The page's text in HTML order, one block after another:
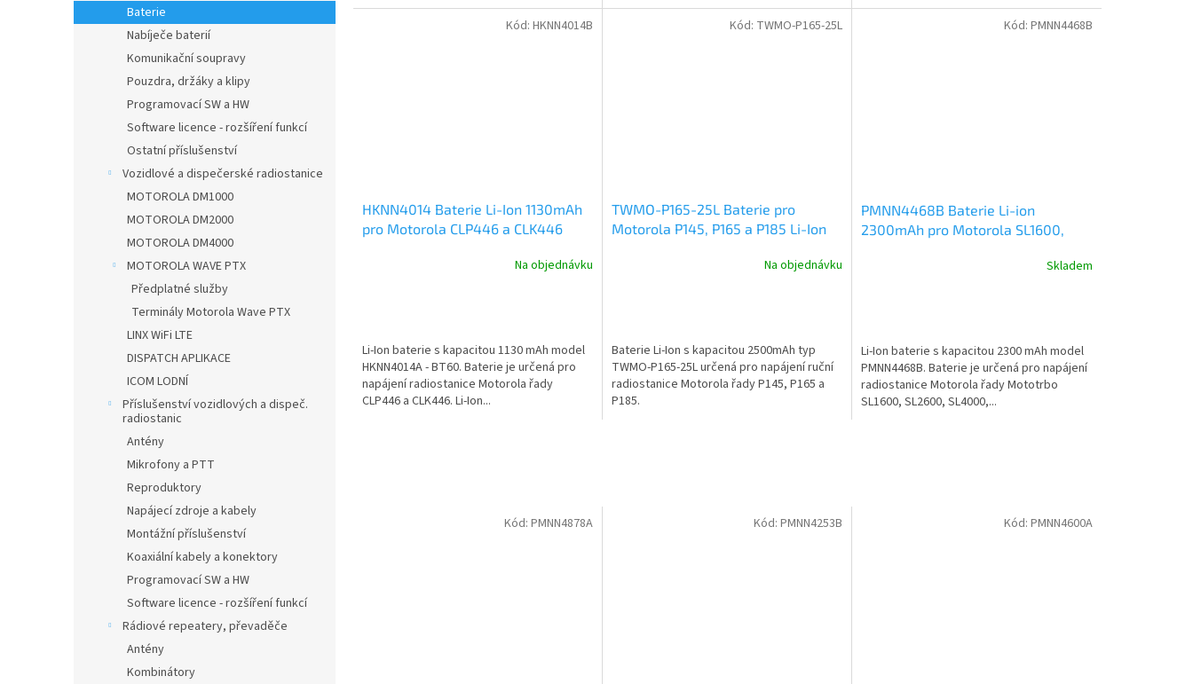
Baterie
Nabíječe baterií
Komunikační soupravy
Pouzdra, držáky a klipy
Programovací SW a HW
Software licence - rozšíření funkcí
Ostatní příslušenství
Vozidlové a dispečerské radiostanice
MOTOROLA DM1000
MOTOROLA DM2000
MOTOROLA DM4000
MOTOROLA WAVE PTX
Předplatné služby
Terminály Motorola Wave PTX
LINX WiFi LTE
DISPATCH APLIKACE
ICOM LODNÍ
Příslušenství vozidlových a dispeč.
radiostanic
Antény
Mikrofony a PTT
Reproduktory
Napájecí zdroje a kabely
Montážní příslušenství
Koaxiální kabely a konektory
Programovací SW a HW
Software licence - rozšíření funkcí
Rádiové repeatery, převaděče
Antény
Kombinátory
HKNN4014 Baterie Li-Ion 1130mAh
pro Motorola CLP446 a CLK446
Na objednávku
Li-Ion baterie s kapacitou 1130 mAh model
HKNN4014A - BT60. Baterie je určená pro
napájení radiostanice Motorola řady
CLP446 a CLK446. Li-Ion...
Kód: HKNN4014B
TWMO-P165-25L Baterie pro
Motorola P145, P165 a P185 Li-Ion
Na objednávku
Baterie Li-Ion s kapacitou 2500mAh typ
TWMO-P165-25L určená pro napájení ruční
radiostanice Motorola řady P145, P165 a
P185.
Kód: TWMO-P165-25L
PMNN4468B Baterie Li-ion
2300mAh pro Motorola SL1600,
Skladem
Li-Ion baterie s kapacitou 2300 mAh model
PMNN4468B. Baterie je určená pro napájení
radiostanice Motorola řady Mototrbo
SL1600, SL2600, SL4000,...
Kód: PMNN4468B
Kód: PMNN4878A Kód: PMNN4253B Kód: PMNN4600A